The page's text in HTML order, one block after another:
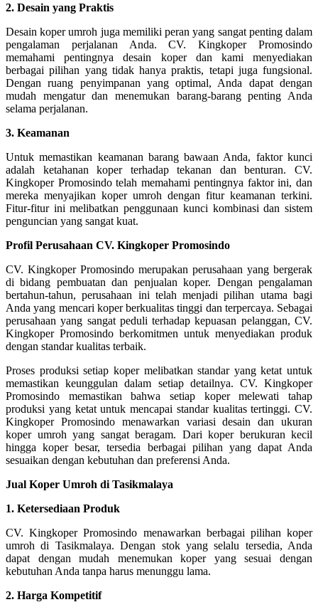
2. Desain yang Praktis
Desain koper umroh juga memiliki peran yang sangat penting dalam
pengalaman perjalanan Anda. CV. Kingkoper Promosindo
memahami pentingnya desain koper dan kami menyediakan
berbagai pilihan yang tidak hanya praktis, tetapi juga fungsional.
Dengan ruang penyimpanan yang optimal, Anda dapat dengan
mudah mengatur dan menemukan barang-barang penting Anda
selama perjalanan.
3. Keamanan
Untuk memastikan keamanan barang bawaan Anda, faktor kunci
adalah ketahanan koper terhadap tekanan dan benturan. CV.
Kingkoper Promosindo telah memahami pentingnya faktor ini, dan
mereka menyajikan koper umroh dengan fitur keamanan terkini.
Fitur-fitur ini melibatkan penggunaan kunci kombinasi dan sistem
penguncian yang sangat kuat.
Profil Perusahaan CV. Kingkoper Promosindo
CV. Kingkoper Promosindo merupakan perusahaan yang bergerak
di bidang pembuatan dan penjualan koper. Dengan pengalaman
bertahun-tahun, perusahaan ini telah menjadi pilihan utama bagi
Anda yang mencari koper berkualitas tinggi dan terpercaya. Sebagai
perusahaan yang sangat peduli terhadap kepuasan pelanggan, CV.
Kingkoper Promosindo berkomitmen untuk menyediakan produk
dengan standar kualitas terbaik.
Proses produksi setiap koper melibatkan standar yang ketat untuk
memastikan keunggulan dalam setiap detailnya. CV. Kingkoper
Promosindo memastikan bahwa setiap koper melewati tahap
produksi yang ketat untuk mencapai standar kualitas tertinggi. CV.
Kingkoper Promosindo menawarkan variasi desain dan ukuran
koper umroh yang sangat beragam. Dari koper berukuran kecil
hingga koper besar, tersedia berbagai pilihan yang dapat Anda
sesuaikan dengan kebutuhan dan preferensi Anda.
Jual Koper Umroh di Tasikmalaya
1. Ketersediaan Produk
CV. Kingkoper Promosindo menawarkan berbagai pilihan koper
umroh di Tasikmalaya. Dengan stok yang selalu tersedia, Anda
dapat dengan mudah menemukan koper yang sesuai dengan
kebutuhan Anda tanpa harus menunggu lama.
2. Harga Kompetitif